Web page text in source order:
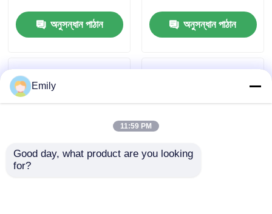
গুণমান নিয়ন্ত্রণ
খবর
প্রসারিত ধাতু তারের জাল
অনুসন্ধান পাঠান অনুসন্ধান পাঠান
Emily
11:59 PM
Good day, what product are you looking
for?